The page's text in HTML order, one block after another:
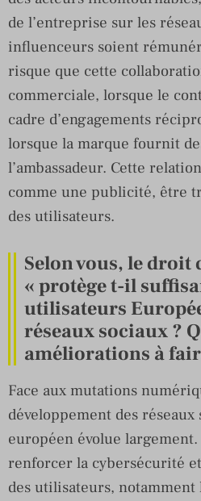
de l’entreprise sur les
influenceurs soient
risque que cette
commerciale, lorsque le
cadre d’engagements
lorsque la marque fournit
l’ambassadeur. Cette
comme une publicité, être
des utilisateurs.
Selon vous, le
« protège t-il
utilisateurs
réseaux sociaux ?
améliorations à
Face aux mutations
développement des
européen évolue
renforcer la cybersécurité
des utilisateurs,